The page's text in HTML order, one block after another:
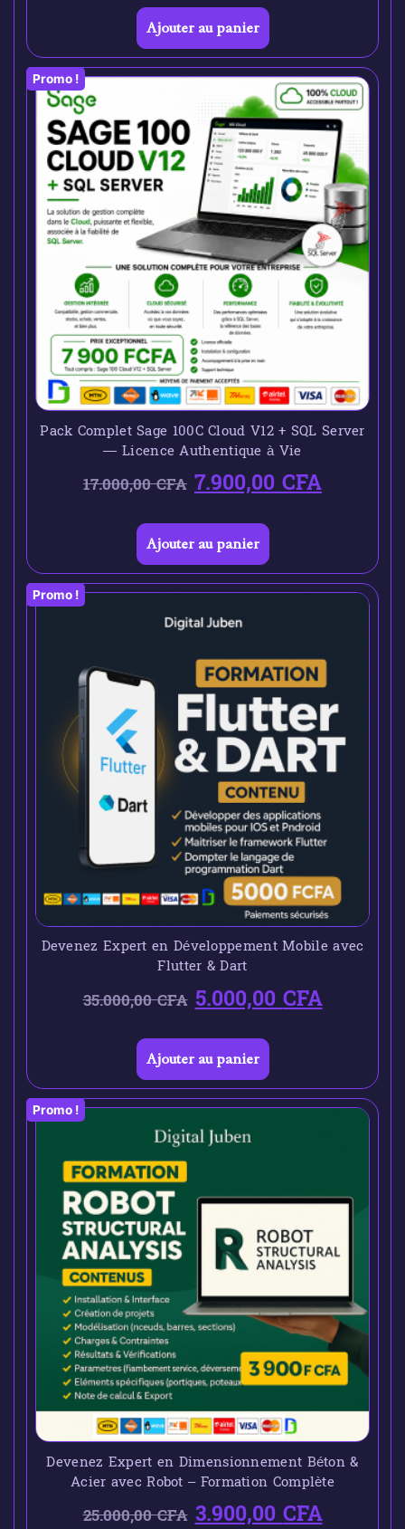
Ajouter au panier
Promo !
Pack Complet Sage 100C Cloud V12 + SQL Server
— Licence Authentique à Vie
17.000,00CFA 7.900,00CFA
Ajouter au panier
Promo !
Devenez Expert en Développement Mobile avec
Flutter & Dart
35.000,00CFA 5.000,00CFA
Ajouter au panier
Promo !
Devenez Expert en Dimensionnement Béton &
Acier avec Robot – Formation Complète
25.000,00CFA 3.900,00CFA